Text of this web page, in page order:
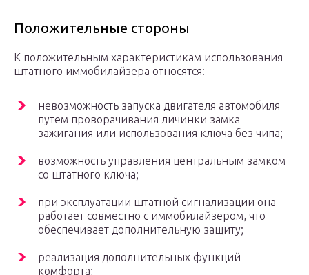
Положительные стороны
К положительным характеристикам использования
штатного иммобилайзера относятся:
невозможность запуска двигателя автомобиля
путем проворачивания личинки замка
зажигания или использования ключа без чипа;
возможность управления центральным замком
со штатного ключа;
при эксплуатации штатной сигнализации она
работает совместно с иммобилайзером, что
обеспечивает дополнительную защиту;
реализация дополнительных функций
комфорта;